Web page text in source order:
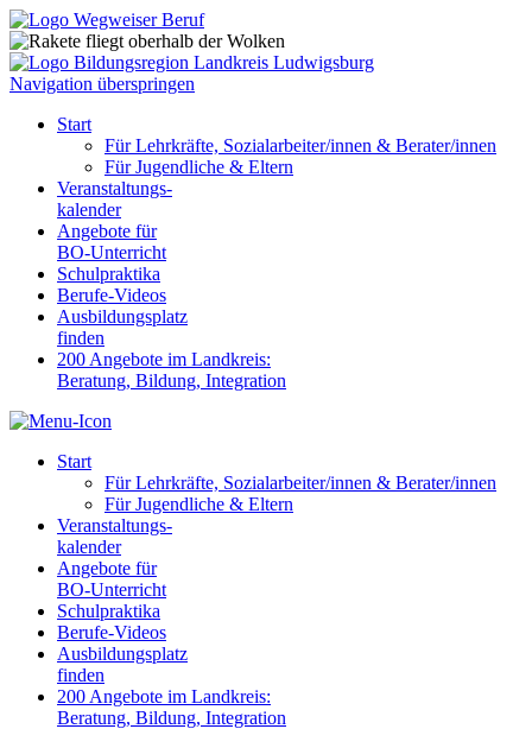
Navigation überspringen
Start
Für Lehrkräfte, Sozialarbeiter/innen & Berater/innen
Für Jugendliche & Eltern
Veranstaltungs-
kalender
Angebote für
BO-Unterricht
Schulpraktika
Berufe-Videos
Ausbildungsplatz
finden
200 Angebote im Landkreis:
Beratung, Bildung, Integration
Start
Für Lehrkräfte, Sozialarbeiter/innen & Berater/innen
Für Jugendliche & Eltern
Veranstaltungs-
kalender
Angebote für
BO-Unterricht
Schulpraktika
Berufe-Videos
Ausbildungsplatz
finden
200 Angebote im Landkreis:
Beratung, Bildung, Integration